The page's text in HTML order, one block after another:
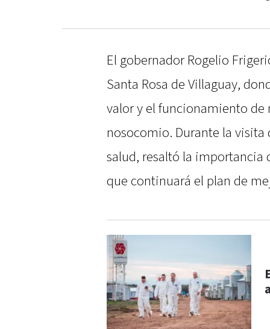
El gobernador Rogelio
Santa Rosa de Villaguay,
valor y el funcionamiento de
nosocomio. Durante la
salud, resaltó la
que continuará el plan de